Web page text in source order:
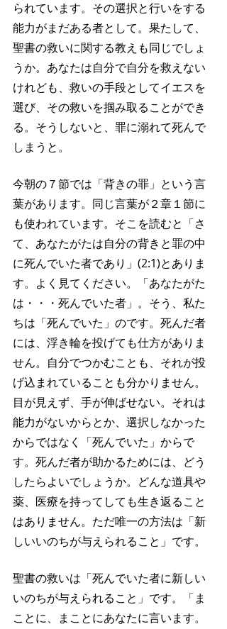
られています。その選択と行いをする
能力がまだある者として。果たして、
聖書の救いに関する教えも同じでしょ
うか。あなたは自分で自分を救えない
けれども、救いの手段としてイエスを
選び、その救いを掴み取ることができ
る。そうしないと、罪に溺れて死んで
しまうと。
今朝の７節では「背きの罪」という言
葉があります。同じ言葉が２章１節に
も使われています。そこを読むと「さ
て、あなたがたは自分の背きと罪の中
に死んでいた者であり」(2:1)とありま
す。よく見てください。「あなたがた
は・・・死んでいた者」。そう、私た
ちは「死んでいた」のです。死んだ者
には、浮き輪を投げても仕方がありま
せん。自分でつかむことも、それが投
げ込まれていることも分かりません。
目が見えず、手が伸ばせない。それは
能力がないからとか、選択しなかった
からではなく「死んでいた」からで
す。死んだ者が助かるためには、どう
したらよいでしょうか。どんな道具や
薬、医療を持ってしても生き返ること
はありません。ただ唯一の方法は「新
しいいのちが与えられること」です。
聖書の救いは「死んでいた者に新しい
いのちが与えられること」です。「ま
ことに、まことにあなたに言います。